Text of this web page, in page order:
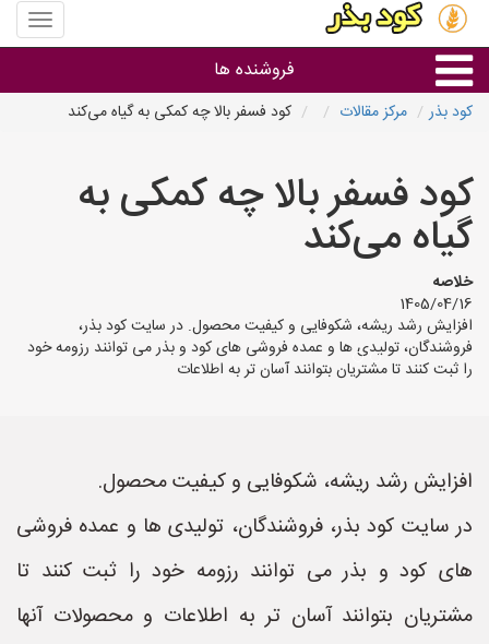
منوی
سایت
بذر
فروشنده ها
استان ها
کود بذر مرکز مقالات کود فسفر بالا چه کمکی به گیاه می‌کند
کود فسفر بالا چه کمکی به
گیاه می‌کند
خلاصه
1405/04/16
افزایش رشد ریشه، شکوفایی و کیفیت محصول. در سایت کود بذر،
فروشندگان، تولیدی ها و عمده فروشی های کود و بذر می توانند رزومه خود
را ثبت کنند تا مشتریان بتوانند آسان تر به اطلاعات
افزایش رشد ریشه، شکوفایی و کیفیت محصول.
در سایت کود بذر، فروشندگان، تولیدی ها و عمده فروشی
های کود و بذر می توانند رزومه خود را ثبت کنند تا
مشتریان بتوانند آسان تر به اطلاعات و محصولات آنها